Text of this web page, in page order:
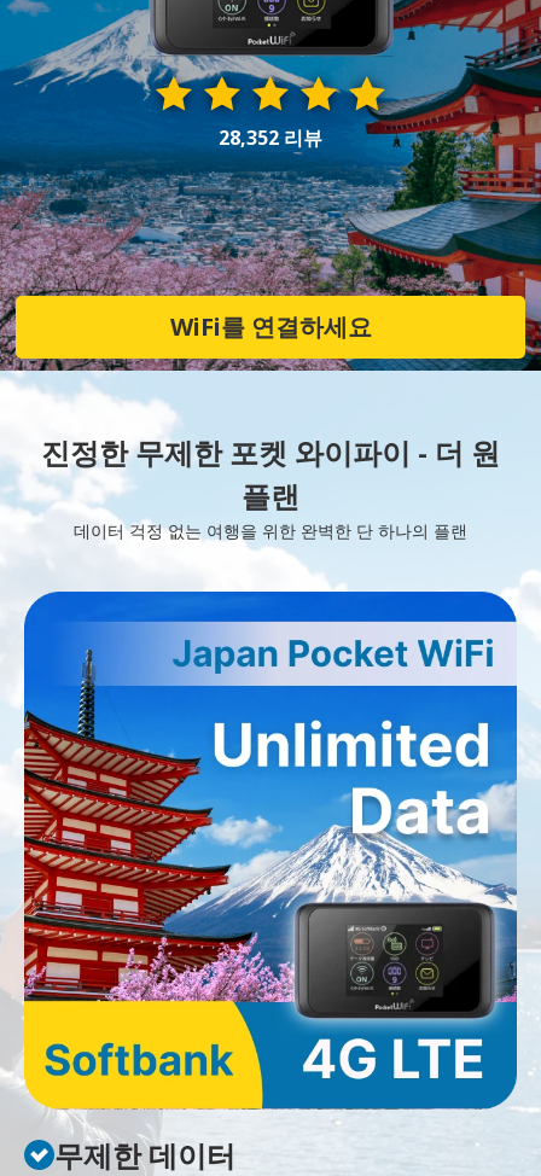
28,352 리뷰
WiFi를 연결하세요
진정한 무제한 포켓 와이파이 - 더 원
플랜
데이터 걱정 없는 여행을 위한 완벽한 단 하나의 플랜
무제한 데이터